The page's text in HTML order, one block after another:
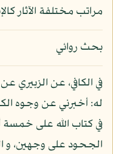
مراتب مختلفة الآثار
بحث روائي
في الكافي، عن الزبيري
له: أخبرني عن وجوه
في كتاب الله على
الجحود على وجهين، و